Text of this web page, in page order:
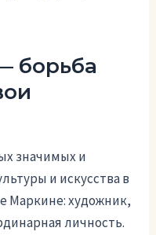
борьба
значимых и
и искусства в
Маркине: художник,
личность.